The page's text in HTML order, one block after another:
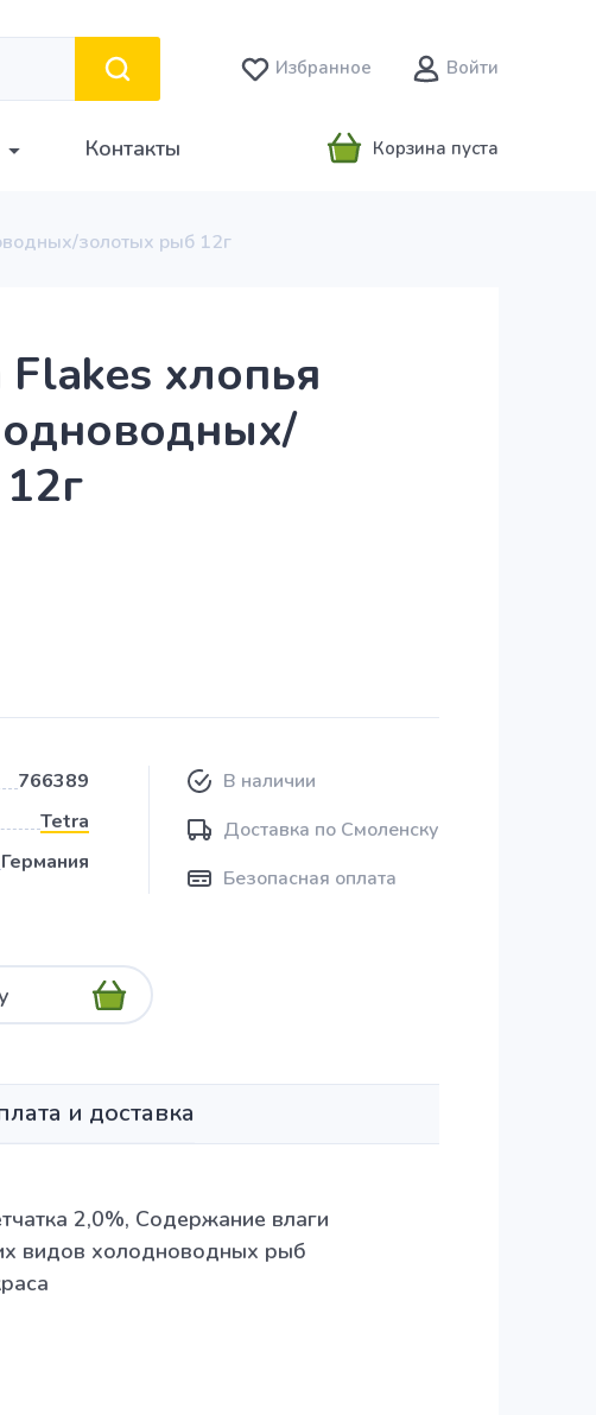
Избранное Войти
Контакты Корзина пуста
золотых рыб 12г
хлопья
766389
Tetra
Германия
В наличии
Доставка по Смоленску
Безопасная оплата
и доставка
2,0%, Содержание влаги
видов холодноводных рыб